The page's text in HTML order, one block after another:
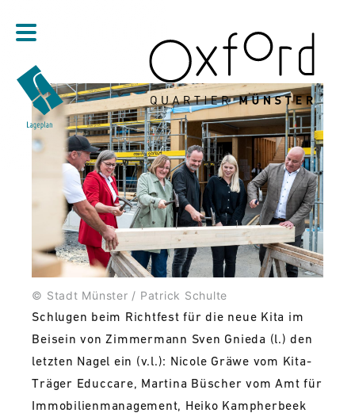
© Stadt Münster / Patrick Schulte
Schlugen beim Richtfest für die neue Kita im
Beisein von Zimmermann Sven Gnieda (l.) den
letzten Nagel ein (v.l.): Nicole Gräwe vom Kita-
Träger Educcare, Martina Büscher vom Amt für
Immobilienmanagement, Heiko Kampherbeek